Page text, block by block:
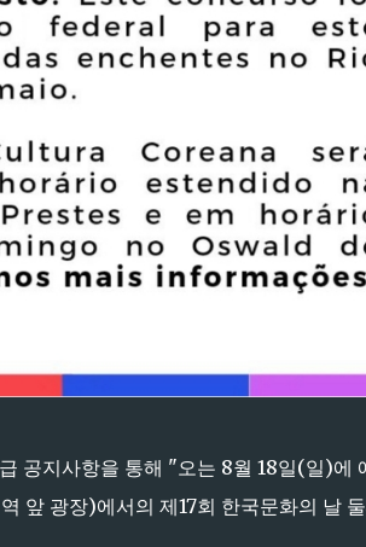
공지사항을 통해 "오는 8월 18일(일)에
광장)에서의 제17회 한국문화의 날